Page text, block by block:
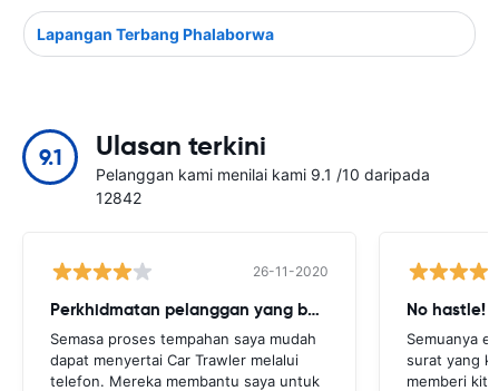
Lapangan Terbang Phalaborwa
9.1 Ulasan terkini
Pelanggan kami menilai kami 9.1 /10 daripada
12842
26-11-2020
Perkhidmatan pelanggan yang baik
Semasa proses tempahan saya mudah
dapat menyertai Car Trawler melalui
telefon. Mereka membantu saya untuk
No hastle!
Semuanya
surat yang
memberi